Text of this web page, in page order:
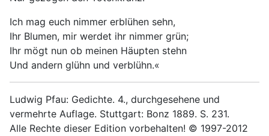
Ich mag euch nimmer erblühen sehn,
Ihr Blumen, mir werdet ihr nimmer grün;
Ihr mögt nun ob meinen Häupten stehn
Und andern glühn und verblühn.«
Ludwig Pfau: Gedichte. 4., durchgesehene und
vermehrte Auflage. Stuttgart: Bonz 1889. S. 231.
Alle Rechte dieser Edition vorbehalten! © 1997-2012